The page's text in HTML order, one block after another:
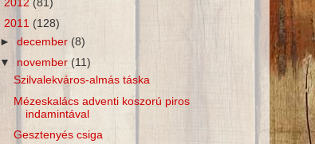
2012 (81)
2011 (128)
►december (8)
▼ november(11)
Szilvalekváros-almás táska
Mézeskalács adventi koszorú piros
indamintával
Gesztenyés csiga